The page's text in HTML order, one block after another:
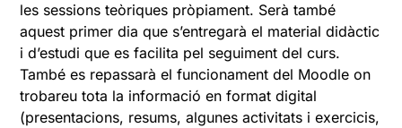
les sessions teòriques pròpiament. Serà també
aquest primer dia que s’entregarà el material didàctic
i d’estudi que es facilita pel seguiment del curs.
També es repassarà el funcionament del Moodle on
trobareu tota la informació en format digital
(presentacions, resums, algunes activitats i exercicis,